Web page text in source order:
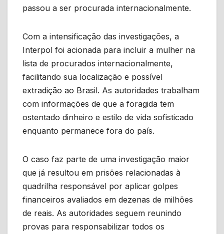
passou a ser procurada internacionalmente.
Com a intensificação das investigações, a
Interpol foi acionada para incluir a mulher na
lista de procurados internacionalmente,
facilitando sua localização e possível
extradição ao Brasil. As autoridades trabalham
com informações de que a foragida tem
ostentado dinheiro e estilo de vida sofisticado
enquanto permanece fora do país.
O caso faz parte de uma investigação maior
que já resultou em prisões relacionadas à
quadrilha responsável por aplicar golpes
financeiros avaliados em dezenas de milhões
de reais. As autoridades seguem reunindo
provas para responsabilizar todos os